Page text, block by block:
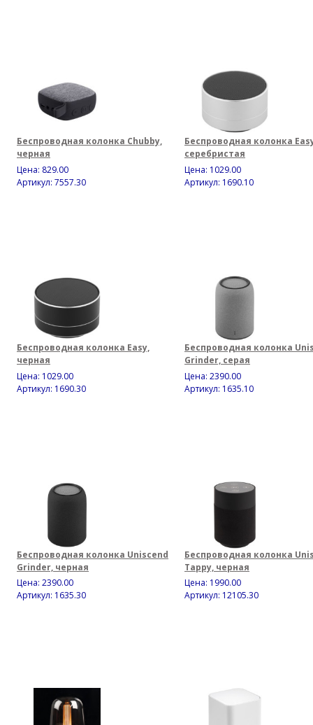
Беспроводная колонка Chubby,
черная
Цена: 829.00
Артикул: 7557.30
Беспроводная колонка
серебристая
Цена: 1029.00
Артикул: 1690.10
Беспроводная колонка Easy,
черная
Цена: 1029.00
Артикул: 1690.30
Беспроводная колонка
Grinder, серая
Цена: 2390.00
Артикул: 1635.10
Беспроводная колонка Uniscend
Grinder, черная
Цена: 2390.00
Артикул: 1635.30
Беспроводная колонка
Tappy, черная
Цена: 1990.00
Артикул: 12105.30